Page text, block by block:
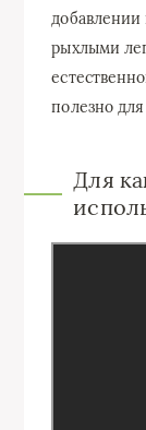
добавлении
рыхлыми
полезно
Для